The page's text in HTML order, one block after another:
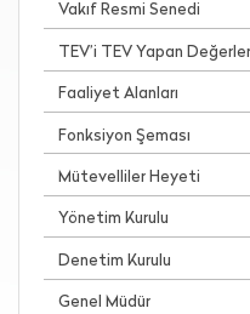
Vakıf Resmi Senedi
TEV’i TEV Yapan Değerler
Faaliyet Alanları
Fonksiyon Şeması
Mütevelliler Heyeti
Yönetim Kurulu
Denetim Kurulu
Genel Müdür